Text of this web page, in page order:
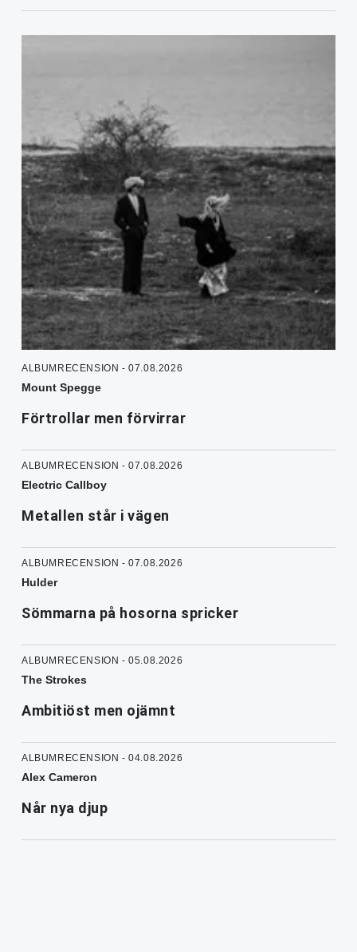
ALBUMRECENSION - 07.08.2026
Mount Spegge
Förtrollar men förvirrar
ALBUMRECENSION - 07.08.2026
Electric Callboy
Metallen står i vägen
ALBUMRECENSION - 07.08.2026
Hulder
Sömmarna på hosorna spricker
ALBUMRECENSION - 05.08.2026
The Strokes
Ambitiöst men ojämnt
ALBUMRECENSION - 04.08.2026
Alex Cameron
Når nya djup